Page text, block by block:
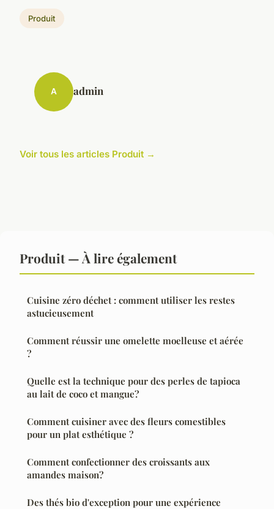
Produit
A admin
Voir tous les articles Produit →
Produit — À lire également
Cuisine zéro déchet : comment utiliser les restes
astucieusement
Comment réussir une omelette moelleuse et aérée
?
Quelle est la technique pour des perles de tapioca
au lait de coco et mangue?
Comment cuisiner avec des fleurs comestibles
pour un plat esthétique ?
Comment confectionner des croissants aux
amandes maison?
Des thés bio d'exception pour une expérience